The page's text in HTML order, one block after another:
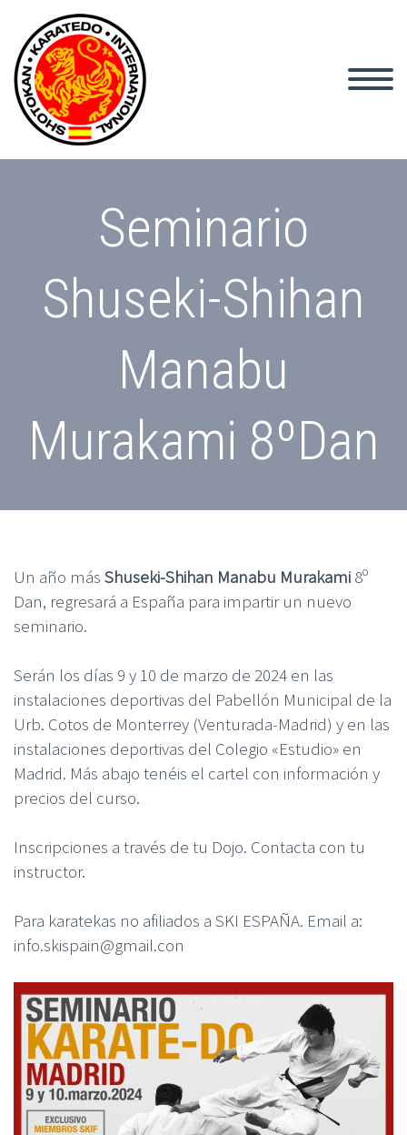
Seminario
Shuseki-Shihan
Manabu
Murakami 8ºDan
Un año más Shuseki-Shihan Manabu Murakami 8º
Dan, regresará a España para impartir un nuevo
seminario.
Serán los días 9 y 10 de marzo de 2024 en las
instalaciones deportivas del Pabellón Municipal de la
Urb. Cotos de Monterrey (Venturada-Madrid) y en las
instalaciones deportivas del Colegio «Estudio» en
Madrid. Más abajo tenéis el cartel con información y
precios del curso.
Inscripciones a través de tu Dojo. Contacta con tu
instructor.
Para karatekas no afiliados a SKI ESPAÑA. Email a:
info.skispain@gmail.con